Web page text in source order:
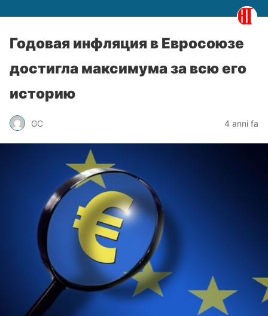
Годовая инфляция в Евросоюзе
достигла максимума за всю его
историю
GC 4 anni fa